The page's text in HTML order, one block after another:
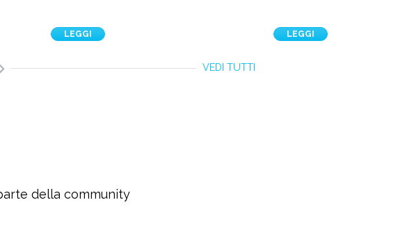
LEGGI LEGGI
VEDI TUTTI
della community